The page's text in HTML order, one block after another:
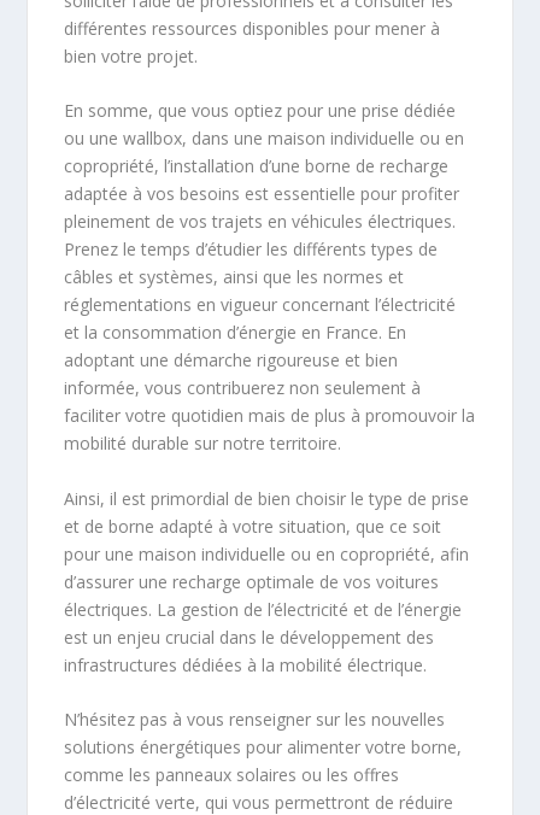
différentes ressources disponibles pour mener à
bien votre projet.
En somme, que vous optiez pour une prise dédiée
ou une wallbox, dans une maison individuelle ou en
copropriété, l’installation d’une borne de recharge
adaptée à vos besoins est essentielle pour profiter
pleinement de vos trajets en véhicules électriques.
Prenez le temps d’étudier les différents types de
câbles et systèmes, ainsi que les normes et
réglementations en vigueur concernant l’électricité
et la consommation d’énergie en France. En
adoptant une démarche rigoureuse et bien
informée, vous contribuerez non seulement à
faciliter votre quotidien mais de plus à promouvoir la
mobilité durable sur notre territoire.
Ainsi, il est primordial de bien choisir le type de prise
et de borne adapté à votre situation, que ce soit
pour une maison individuelle ou en copropriété, afin
d’assurer une recharge optimale de vos voitures
électriques. La gestion de l’électricité et de l’énergie
est un enjeu crucial dans le développement des
infrastructures dédiées à la mobilité électrique.
N’hésitez pas à vous renseigner sur les nouvelles
solutions énergétiques pour alimenter votre borne,
comme les panneaux solaires ou les offres
d’électricité verte, qui vous permettront de réduire